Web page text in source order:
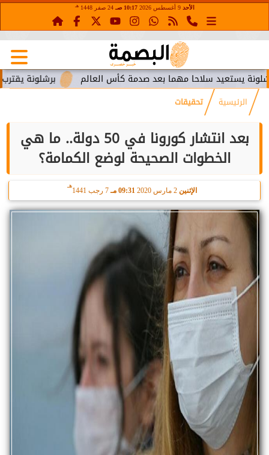
الأحد 9 أغسطس 2026 10:17 صـ 24 صفر 1448 هـ
برشلونة يقترب من سلاحا مهما بعد صدمة كأس العالم
الرئيسية تحقيقات
بعد انتشار كورونا في 50 دولة.. ما هي
الخطوات الصحيحة لوضع الكمامة؟
الإثنين 09:31 مـ 7 رجب 1441
هـ